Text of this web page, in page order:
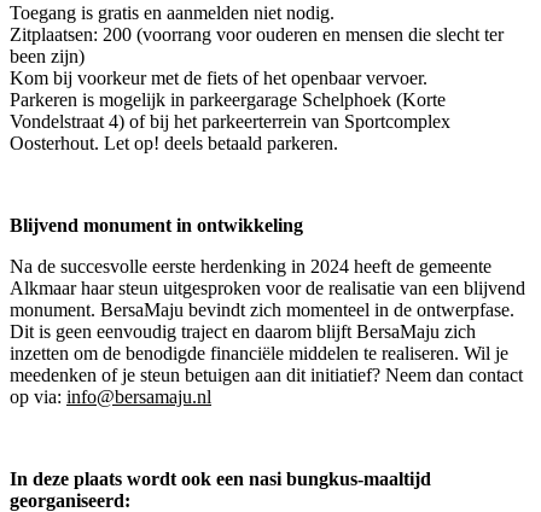
Toegang is gratis en aanmelden niet nodig.
Zitplaatsen: 200 (voorrang voor ouderen en mensen die slecht ter
been zijn)
Kom bij voorkeur met de fiets of het openbaar vervoer.
Parkeren is mogelijk in parkeergarage Schelphoek (Korte
Vondelstraat 4) of bij het parkeerterrein van Sportcomplex
Oosterhout. Let op! deels betaald parkeren.
Blijvend monument in ontwikkeling
Na de succesvolle eerste herdenking in 2024 heeft de gemeente
Alkmaar haar steun uitgesproken voor de realisatie van een blijvend
monument. BersaMaju bevindt zich momenteel in de ontwerpfase.
Dit is geen eenvoudig traject en daarom blijft BersaMaju zich
inzetten om de benodigde financiële middelen te realiseren. Wil je
meedenken of je steun betuigen aan dit initiatief? Neem dan contact
op via: info@bersamaju.nl
In deze plaats wordt ook een nasi bungkus-maaltijd
georganiseerd: